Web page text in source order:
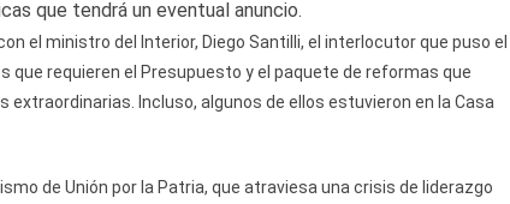
que tendrá un eventual anuncio.
el ministro del Interior, Diego Santilli, el interlocutor que puso el
que requieren el Presupuesto y el paquete de reformas que
Incluso, algunos de ellos estuvieron en la Casa
de Unión por la Patria, que atraviesa una crisis de liderazgo